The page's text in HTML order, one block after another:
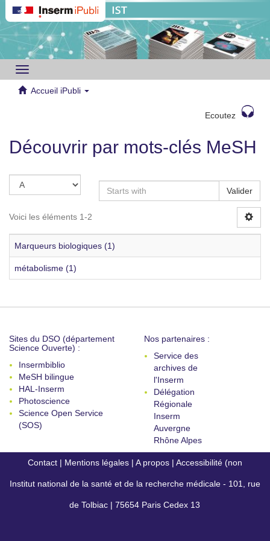
Toggle
navigation
Accueil iPubli
Ecoutez
Découvrir par mots-clés MeSH
Valider
Voici les éléments 1-2
Marqueurs biologiques (1)
métabolisme (1)
Sites du DSO (département
Science Ouverte) :
Insermbiblio
MeSH bilingue
HAL-Inserm
Photoscience
Science Open Service
(SOS)
Nos partenaires :
Service des
archives de
l'Inserm
Délégation
Régionale
Inserm
Auvergne
Rhône Alpes
Contact | Mentions légales | A propos | Accessibilité (non
conforme)
Institut national de la santé et de la recherche médicale - 101, rue
de Tolbiac | 75654 Paris Cedex 13